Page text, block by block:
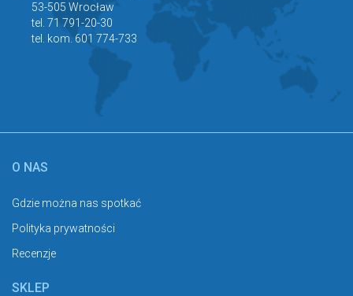
53-505 Wrocław
tel. 71 791-20-30
tel. kom. 601 774-733
O NAS
Gdzie można nas spotkać
Polityka prywatności
Recenzje
SKLEP